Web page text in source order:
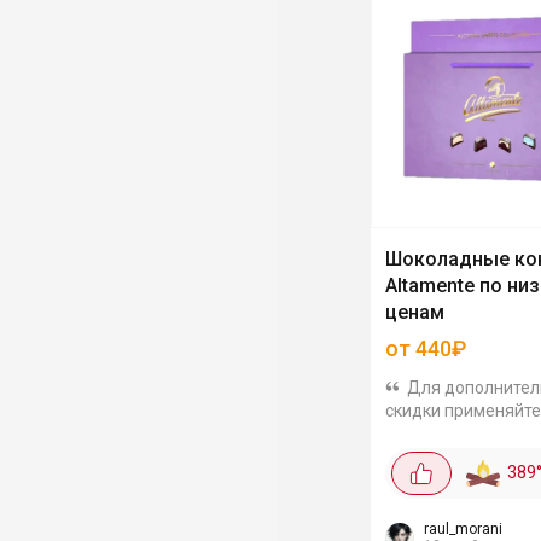
Шоколадные
Altamente по
ценам
от 440₽
Для
скидки применяйте
выгодой можно
шоколадные
упаковках: В
389°
raul_morani